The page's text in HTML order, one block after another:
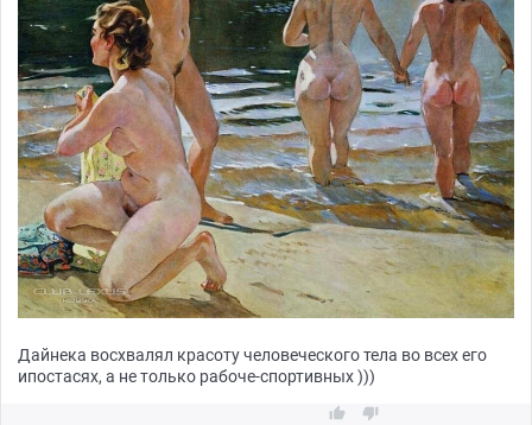
Дайнека восхвалял красоту человеческого тела во всех его
ипостасях, а не только рабоче-спортивных )))
 